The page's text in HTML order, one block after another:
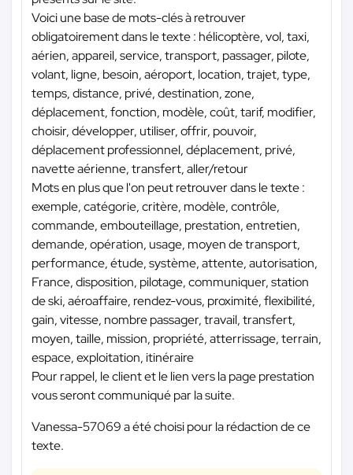
Voici une base de mots-clés à retrouver
obligatoirement dans le texte : hélicoptère, vol, taxi,
aérien, appareil, service, transport, passager, pilote,
volant, ligne, besoin, aéroport, location, trajet, type,
temps, distance, privé, destination, zone,
déplacement, fonction, modèle, coût, tarif, modifier,
choisir, développer, utiliser, offrir, pouvoir,
déplacement professionnel, déplacement, privé,
navette aérienne, transfert, aller/retour
Mots en plus que l'on peut retrouver dans le texte :
exemple, catégorie, critère, modèle, contrôle,
commande, embouteillage, prestation, entretien,
demande, opération, usage, moyen de transport,
performance, étude, système, attente, autorisation,
France, disposition, pilotage, communiquer, station
de ski, aéroaffaire, rendez-vous, proximité, flexibilité,
gain, vitesse, nombre passager, travail, transfert,
moyen, taille, mission, propriété, atterrissage, terrain,
espace, exploitation, itinéraire
Pour rappel, le client et le lien vers la page prestation
vous seront communiqué par la suite.
Vanessa-57069 a été choisi pour la rédaction de ce
texte.